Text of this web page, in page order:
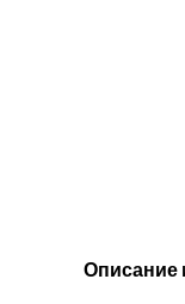
Описание